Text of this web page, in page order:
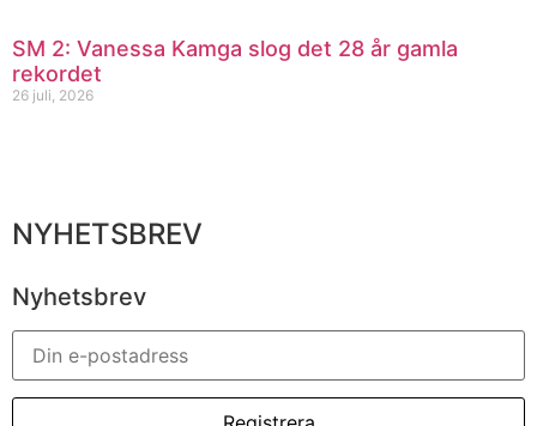
SM 2: Vanessa Kamga slog det 28 år gamla
rekordet
26 juli, 2026
NYHETSBREV
Nyhetsbrev